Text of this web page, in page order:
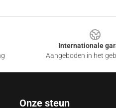
Internationale
Aangeboden in het
Onze steun